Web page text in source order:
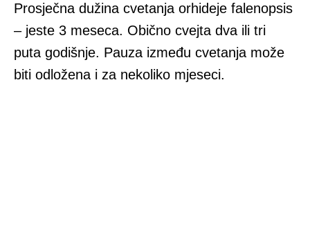
Prosječna dužina cvetanja orhideje falenopsis
– jeste 3 meseca. Obično cvejta dva ili tri
puta godišnje. Pauza između cvetanja može
biti odložena i za nekoliko mjeseci.